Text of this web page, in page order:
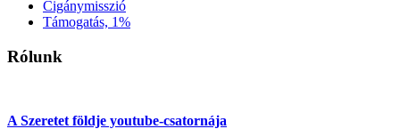
Cigánymisszió
Támogatás, 1%
Rólunk
A Szeretet földje youtube-csatornája